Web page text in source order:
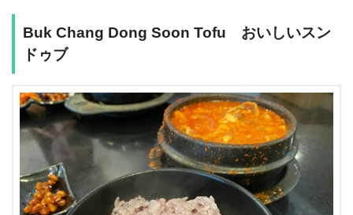
Buk Chang Dong Soon Tofu おいしいスン
ドゥブ